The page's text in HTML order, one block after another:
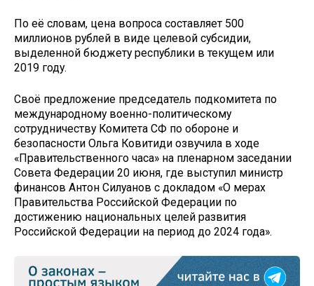
По её словам, цена вопроса составляет 500
миллионов рублей в виде целевой субсидии,
выделенной бюджету республики в текущем или
2019 году.
Своё предложение председатель подкомитета по
международному военно-политическому
сотрудничеству Комитета СФ по обороне и
безопасности Ольга Ковитиди озвучила в ходе
«Правительственного часа» на пленарном заседании
Совета Федерации 20 июня, где выступил министр
финансов Антон Силуанов с докладом «О мерах
Правительства Российской Федерации по
достижению национальных целей развития
Российской Федерации на период до 2024 года».